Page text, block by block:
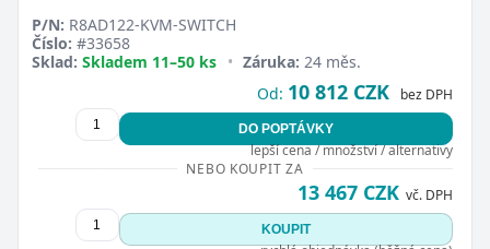
P/N: R8AD122-KVM-SWITCH
Číslo: #33658
Sklad: Skladem 11–50 ks • Záruka: 24 měs.
Od: 10 812 CZK bez DPH
DO POPTÁVKY
lepší cena / množství / alternativy
NEBO KOUPIT ZA
13 467 CZK vč. DPH
KOUPIT